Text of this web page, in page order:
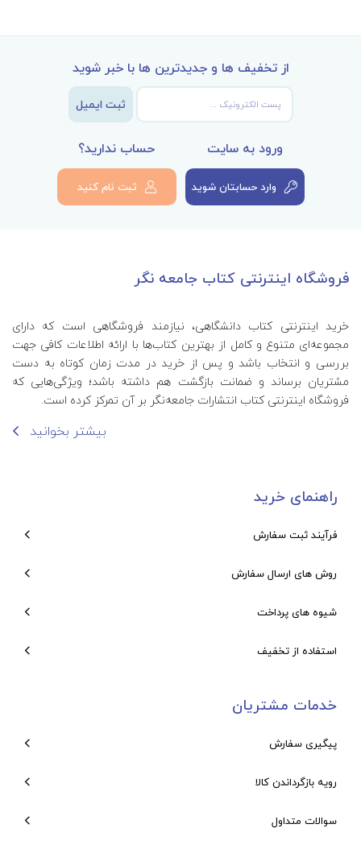
از تخفیف ها و جدیدترین ها با خبر شوید
ثبت ایمیل
ورود به سایت
وارد حسابتان شوید
حساب ندارید؟
ثبت نام کنید
فروشگاه اینترنتی کتاب جامعه نگر
خرید اینترنتی کتاب‌ دانشگاهی، نیازمند فروشگاهی است که دارای
مجموعه‌ای متنوع و کامل از بهترین کتاب‌ها با ارائه اطلاعات کافی جهت
بررسی و انتخاب باشد و پس از خرید در مدت زمان کوتاه به دست
مشتریان برساند و ضمانت بازگشت هم داشته باشد؛ ویژگی‌هایی که
فروشگاه اینترنتی کتاب انتشارات جامعه‌نگر بر آن تمرکز کرده است.
بیشتر بخوانید
راهنمای خرید
فرآیند ثبت سفارش
روش های ارسال سفارش
شیوه های پرداخت
استفاده از تخفیف
خدمات مشتریان
پیگیری سفارش
رویه بازگرداندن کالا
سوالات متداول